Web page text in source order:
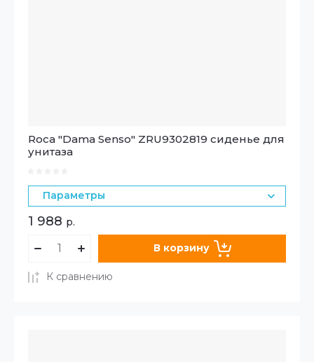
Roca "Dama Senso" ZRU9302819 сиденье для
унитаза
Параметры
1 988 р.
В корзину
К сравнению